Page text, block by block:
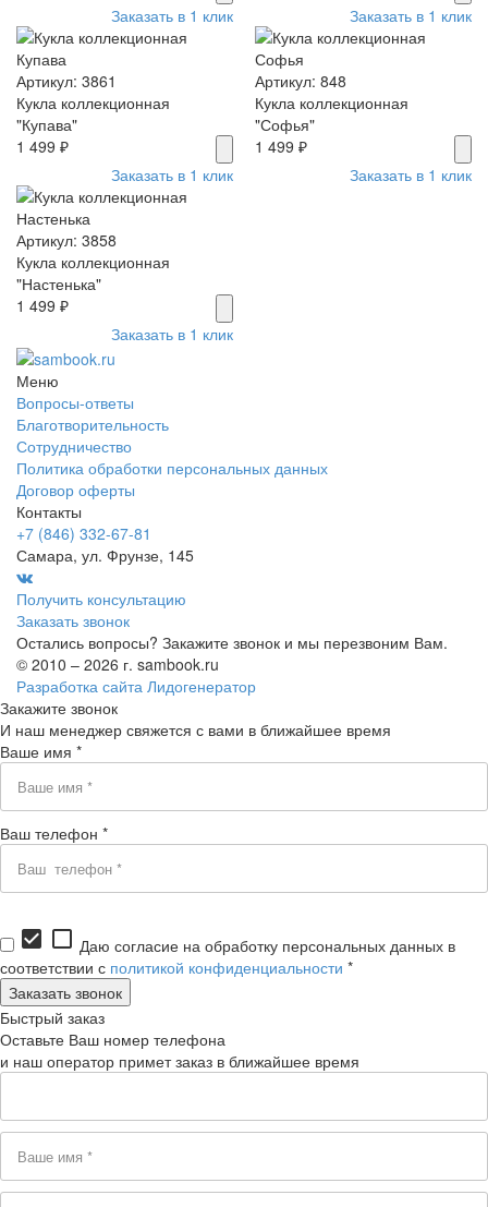
Заказать в 1 клик
Заказать в 1 клик
Артикул: 3861
Кукла коллекционная
"Купава"
1 499 ₽
Заказать в 1 клик
Артикул: 848
Кукла коллекционная
"Софья"
1 499 ₽
Заказать в 1 клик
Артикул: 3858
Кукла коллекционная
"Настенька"
1 499 ₽
Заказать в 1 клик
Меню
Вопросы-ответы
Благотворительность
Сотрудничество
Политика обработки персональных данных
Договор оферты
Контакты
+7 (846) 332-67-81
Самара, ул. Фрунзе, 145
Получить консультацию
Заказать звонок
Остались вопросы? Закажите звонок и мы перезвоним Вам.
© 2010 – 2026 г. sambook.ru
Разработка сайта Лидогенератор
Закажите звонок
И наш менеджер свяжется с вами в ближайшее время
Ваше имя *
Ваш телефон *
check_box check_box_outline_blank Даю согласие на обработку персональных данных в
соответствии с политикой конфиденциальности *
Быстрый заказ
Оставьте Ваш номер телефона
и наш оператор примет заказ в ближайшее время